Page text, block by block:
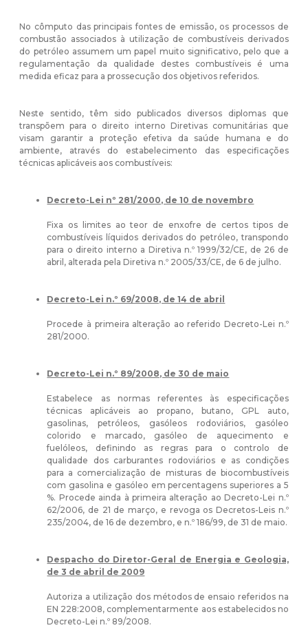
No cômputo das principais fontes de emissão, os processos de
combustão associados à utilização de combustíveis derivados
do petróleo assumem um papel muito significativo, pelo que a
regulamentação da qualidade destes combustíveis é uma
medida eficaz para a prossecução dos objetivos referidos.
Neste sentido, têm sido publicados diversos diplomas que
transpõem para o direito interno Diretivas comunitárias que
visam garantir a proteção efetiva da saúde humana e do
ambiente, através do estabelecimento das especificações
técnicas aplicáveis aos combustíveis:
Decreto-Lei nº 281/2000, de 10 de novembro
Fixa os limites ao teor de enxofre de certos tipos de
combustíveis líquidos derivados do petróleo, transpondo
para o direito interno a Diretiva n.º 1999/32/CE, de 26 de
abril, alterada pela Diretiva n.º 2005/33/CE, de 6 de julho.
Decreto-Lei n.º 69/2008, de 14 de abril
Procede à primeira alteração ao referido Decreto-Lei n.º
281/2000.
Decreto-Lei n.º 89/2008, de 30 de maio
Estabelece as normas referentes às especificações
técnicas aplicáveis ao propano, butano, GPL auto,
gasolinas, petróleos, gasóleos rodoviários, gasóleo
colorido e marcado, gasóleo de aquecimento e
fuelóleos, definindo as regras para o controlo de
qualidade dos carburantes rodoviários e as condições
para a comercialização de misturas de biocombustíveis
com gasolina e gasóleo em percentagens superiores a 5
%. Procede ainda à primeira alteração ao Decreto-Lei n.º
62/2006, de 21 de março, e revoga os Decretos-Leis n.º
235/2004, de 16 de dezembro, e n.º 186/99, de 31 de maio.
Despacho do Diretor-Geral de Energia e Geologia,
de 3 de abril de 2009
Autoriza a utilização dos métodos de ensaio referidos na
EN 228:2008, complementarmente aos estabelecidos no
Decreto-Lei n.º 89/2008.